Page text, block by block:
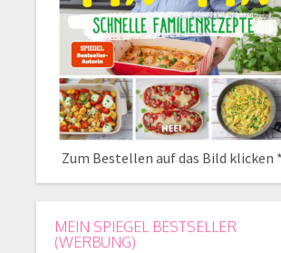
Zum Bestellen auf das Bild klicken *
MEIN SPIEGEL BESTSELLER
(WERBUNG)